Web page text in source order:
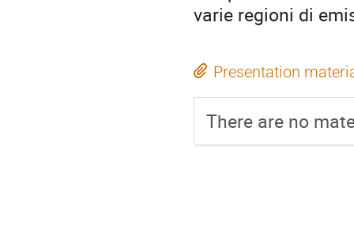
varie regioni di
Presentation
There are no